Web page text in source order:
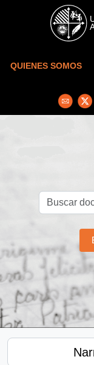
Skip to main content
QUIENES SOMOS